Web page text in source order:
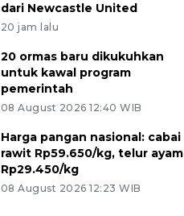
dari Newcastle United
20 jam lalu
20 ormas baru dikukuhkan
untuk kawal program
pemerintah
08 August 2026 12:40 WIB
Harga pangan nasional: cabai
rawit Rp59.650/kg, telur ayam
Rp29.450/kg
08 August 2026 12:23 WIB